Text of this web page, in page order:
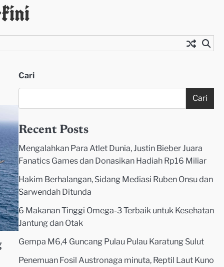
Cari
Cari
Recent Posts
Mengalahkan Para Atlet Dunia, Justin Bieber Juara
Fanatics Games dan Donasikan Hadiah Rp16 Miliar
Hakim Berhalangan, Sidang Mediasi Ruben Onsu dan
Sarwendah Ditunda
6 Makanan Tinggi Omega-3 Terbaik untuk Kesehatan
Jantung dan Otak
Gempa M6,4 Guncang Pulau Pulau Karatung Sulut
Penemuan Fosil Austronaga minuta, Reptil Laut Kuno